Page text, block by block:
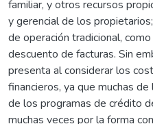
familiar, y otros recursos
y gerencial de los
de operación tradicional,
descuento de facturas. Sin
presenta al considerar los
financieros, ya que muchas
de los programas de crédito
muchas veces por la forma